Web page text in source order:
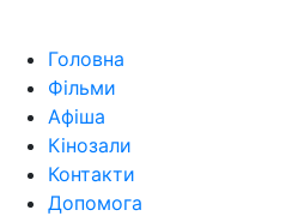
Головна
Фільми
Афіша
Кінозали
Контакти
Допомога